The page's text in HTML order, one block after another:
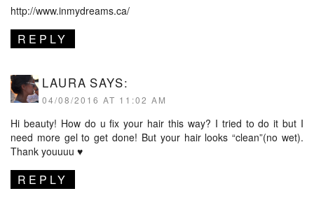
http://www.inmydreams.ca/
REPLY
LAURA SAYS:
04/08/2016 AT 11:02 AM
Hi beauty! How do u fix your hair this way? I tried to do it but I
need more gel to get done! But your hair looks “clean”(no wet).
Thank youuuu ♥
REPLY